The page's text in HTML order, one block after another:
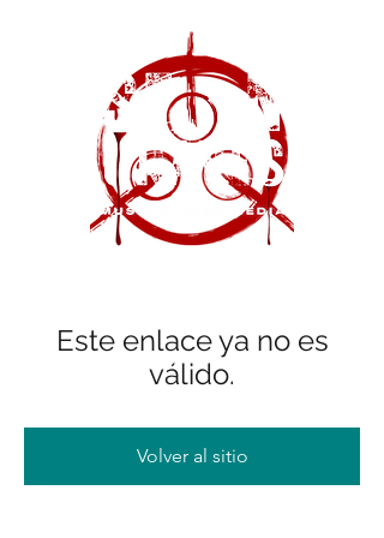
Este enlace ya no es
válido.
Volver al sitio